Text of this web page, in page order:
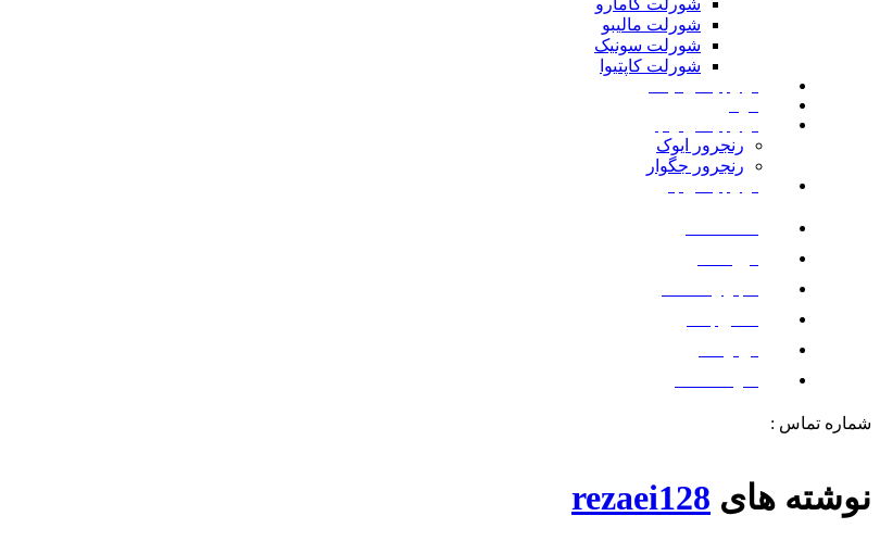
شورلت مالیبو
شورلت سونیک
شورلت کاپتیوا
رنجرور ایوک
رنجرور جگوار
شماره تماس :
نوشته های rezaei128